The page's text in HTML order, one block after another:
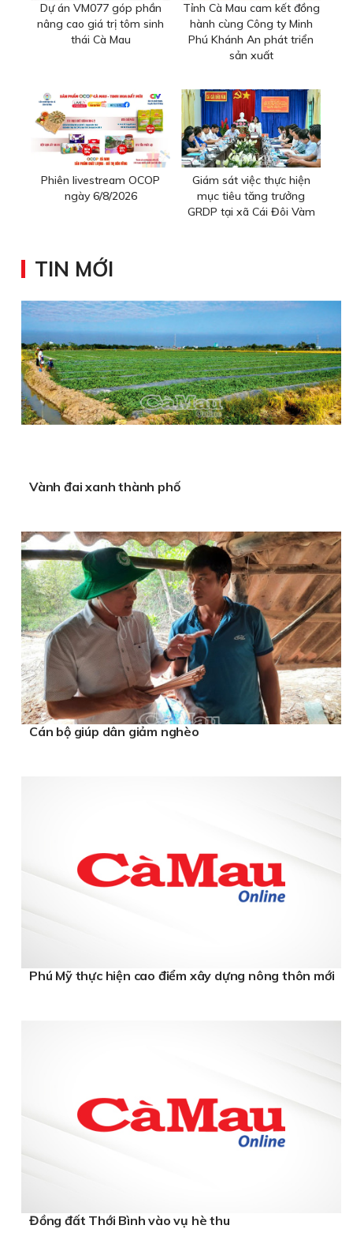
Dự án VM077 góp phần
nâng cao giá trị tôm sinh
thái Cà Mau
Tỉnh Cà Mau cam kết đồng
hành cùng Công ty Minh
Phú Khánh An phát triển
sản xuất
Phiên livestream OCOP
ngày 6/8/2026
Giám sát việc thực hiện
mục tiêu tăng trưởng
GRDP tại xã Cái Đôi Vàm
TIN MỚI
Vành đai xanh thành phố
Cán bộ giúp dân giảm nghèo
Phú Mỹ thực hiện cao điểm xây dựng nông thôn mới
Đồng đất Thới Bình vào vụ hè thu